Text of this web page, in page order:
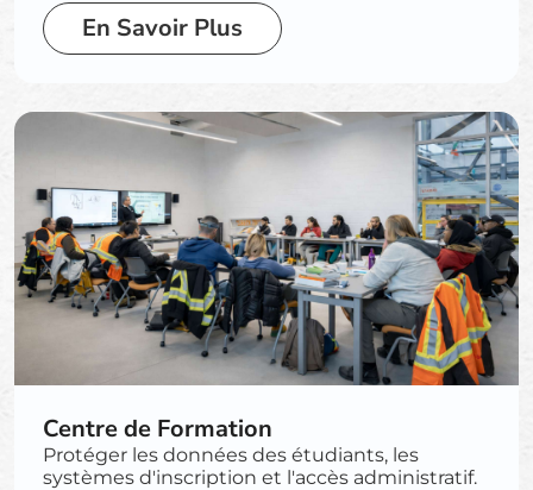
En Savoir Plus
Centre de Formation
Protéger les données des étudiants, les
systèmes d'inscription et l'accès administratif.